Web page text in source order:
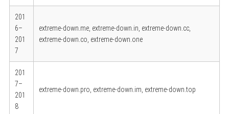
201
6–
201
7
extreme-down.me, extreme-down.in, extreme-down.cc,
extreme-down.co, extreme-down.one
201
7–
201
8
extreme-down.pro, extreme-down.im, extreme-down.top